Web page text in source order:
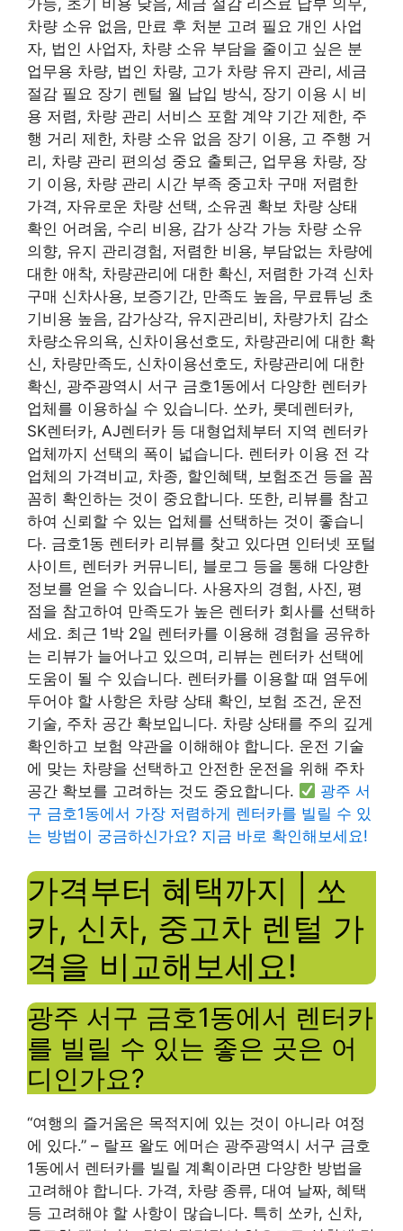
가능, 초기 비용 낮음, 세금 절감 리스료 납부 의무,
차량 소유 없음, 만료 후 처분 고려 필요 개인 사업
자, 법인 사업자, 차량 소유 부담을 줄이고 싶은 분
업무용 차량, 법인 차량, 고가 차량 유지 관리, 세금
절감 필요 장기 렌털 월 납입 방식, 장기 이용 시 비
용 저렴, 차량 관리 서비스 포함 계약 기간 제한, 주
행 거리 제한, 차량 소유 없음 장기 이용, 고 주행 거
리, 차량 관리 편의성 중요 출퇴근, 업무용 차량, 장
기 이용, 차량 관리 시간 부족 중고차 구매 저렴한
가격, 자유로운 차량 선택, 소유권 확보 차량 상태
확인 어려움, 수리 비용, 감가 상각 가능 차량 소유
의향, 유지 관리경험, 저렴한 비용, 부담없는 차량에
대한 애착, 차량관리에 대한 확신, 저렴한 가격 신차
구매 신차사용, 보증기간, 만족도 높음, 무료튜닝 초
기비용 높음, 감가상각, 유지관리비, 차량가치 감소
차량소유의욕, 신차이용선호도, 차량관리에 대한 확
신, 차량만족도, 신차이용선호도, 차량관리에 대한
확신, 광주광역시 서구 금호1동에서 다양한 렌터카
업체를 이용하실 수 있습니다. 쏘카, 롯데렌터카,
SK렌터카, AJ렌터카 등 대형업체부터 지역 렌터카
업체까지 선택의 폭이 넓습니다. 렌터카 이용 전 각
업체의 가격비교, 차종, 할인혜택, 보험조건 등을 꼼
꼼히 확인하는 것이 중요합니다. 또한, 리뷰를 참고
하여 신뢰할 수 있는 업체를 선택하는 것이 좋습니
다. 금호1동 렌터카 리뷰를 찾고 있다면 인터넷 포털
사이트, 렌터카 커뮤니티, 블로그 등을 통해 다양한
정보를 얻을 수 있습니다. 사용자의 경험, 사진, 평
점을 참고하여 만족도가 높은 렌터카 회사를 선택하
세요. 최근 1박 2일 렌터카를 이용해 경험을 공유하
는 리뷰가 늘어나고 있으며, 리뷰는 렌터카 선택에
도움이 될 수 있습니다. 렌터카를 이용할 때 염두에
두어야 할 사항은 차량 상태 확인, 보험 조건, 운전
기술, 주차 공간 확보입니다. 차량 상태를 주의 깊게
확인하고 보험 약관을 이해해야 합니다. 운전 기술
에 맞는 차량을 선택하고 안전한 운전을 위해 주차
공간 확보를 고려하는 것도 중요합니다.
광주 서
구 금호1동에서 가장 저렴하게 렌터카를 빌릴 수 있
는 방법이 궁금하신가요? 지금 바로 확인해보세요!
가격부터 혜택까지 | 쏘
카, 신차, 중고차 렌털 가
격을 비교해보세요!
광주 서구 금호1동에서 렌터카
를 빌릴 수 있는 좋은 곳은 어
디인가요?
“여행의 즐거움은 목적지에 있는 것이 아니라 여정
에 있다.” – 랄프 왈도 에머슨 광주광역시 서구 금호
1동에서 렌터카를 빌릴 계획이라면 다양한 방법을
고려해야 합니다. 가격, 차량 종류, 대여 날짜, 혜택
등 고려해야 할 사항이 많습니다. 특히 쏘카, 신차,